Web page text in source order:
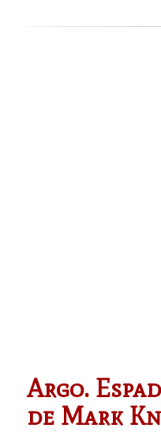
Argo.
de Mark